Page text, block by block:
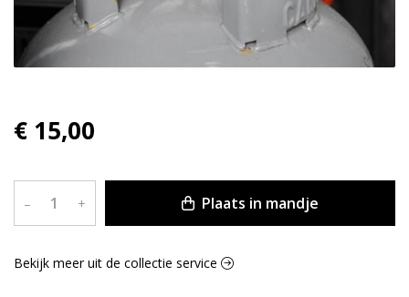
€ 15,00
– + Plaats in mandje
Bekijk meer uit de collectie service